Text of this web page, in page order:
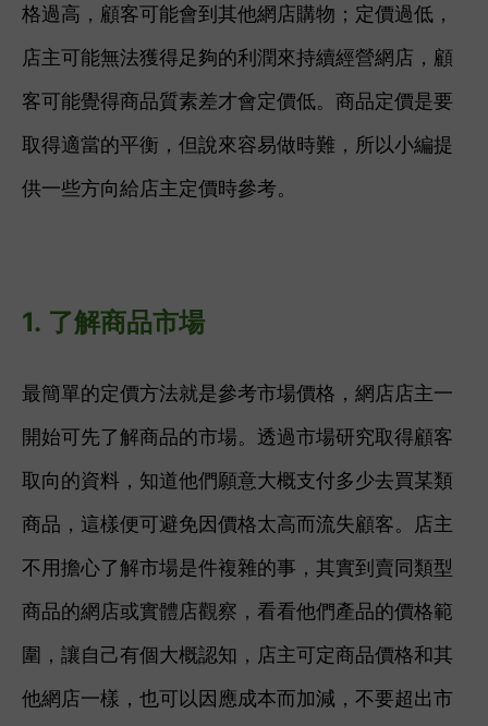
格過高，顧客可能會到其他網店購物；定價過低，
店主可能無法獲得足夠的利潤來持續經營網店，顧
客可能覺得商品質素差才會定價低。商品定價是要
取得適當的平衡，但說來容易做時難，所以小編提
供一些方向給店主定價時參考。
1. 了解商品市場
最簡單的定價方法就是參考市場價格，網店店主一
開始可先了解商品的市場。透過市場研究取得顧客
取向的資料，知道他們願意大概支付多少去買某類
商品，這樣便可避免因價格太高而流失顧客。店主
不用擔心了解市場是件複雜的事，其實到賣同類型
商品的網店或實體店觀察 ，看看他們產品的價格範
圍，讓自己有個大概認知，店主可定商品價格和其
他網店一樣，也可以因應成本而加減，不要超出市